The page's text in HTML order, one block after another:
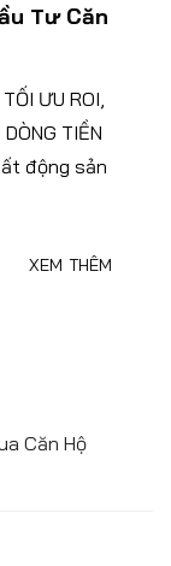
Tư Căn
ƯU ROI,
TIỀN
động sản
XEM THÊM
Căn Hộ